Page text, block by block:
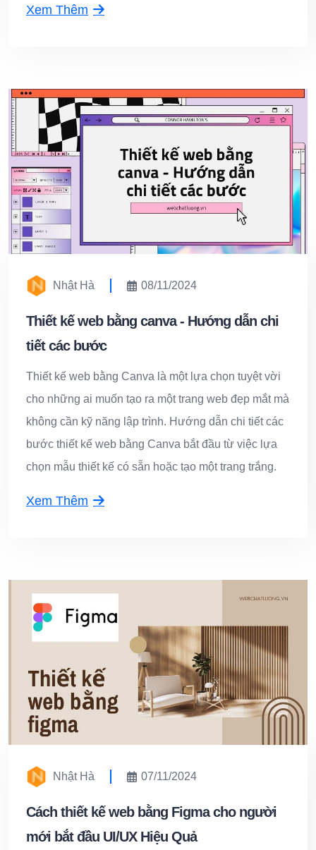
Xem Thêm
Nhật Hà 08/11/2024
Thiết kế web bằng canva - Hướng dẫn chi
tiết các bước
Thiết kế web bằng Canva là một lựa chọn tuyệt vời
cho những ai muốn tạo ra một trang web đẹp mắt mà
không cần kỹ năng lập trình. Hướng dẫn chi tiết các
bước thiết kế web bằng Canva bắt đầu từ việc lựa
chọn mẫu thiết kế có sẵn hoặc tạo một trang trắng.
Xem Thêm
Nhật Hà 07/11/2024
Cách thiết kế web bằng Figma cho người
mới bắt đầu UI/UX Hiệu Quả